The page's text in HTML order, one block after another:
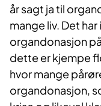
år sagt ja til
mange liv. Det
organdonasjon
dette er kjempe
hvor mange
organdonasjon,